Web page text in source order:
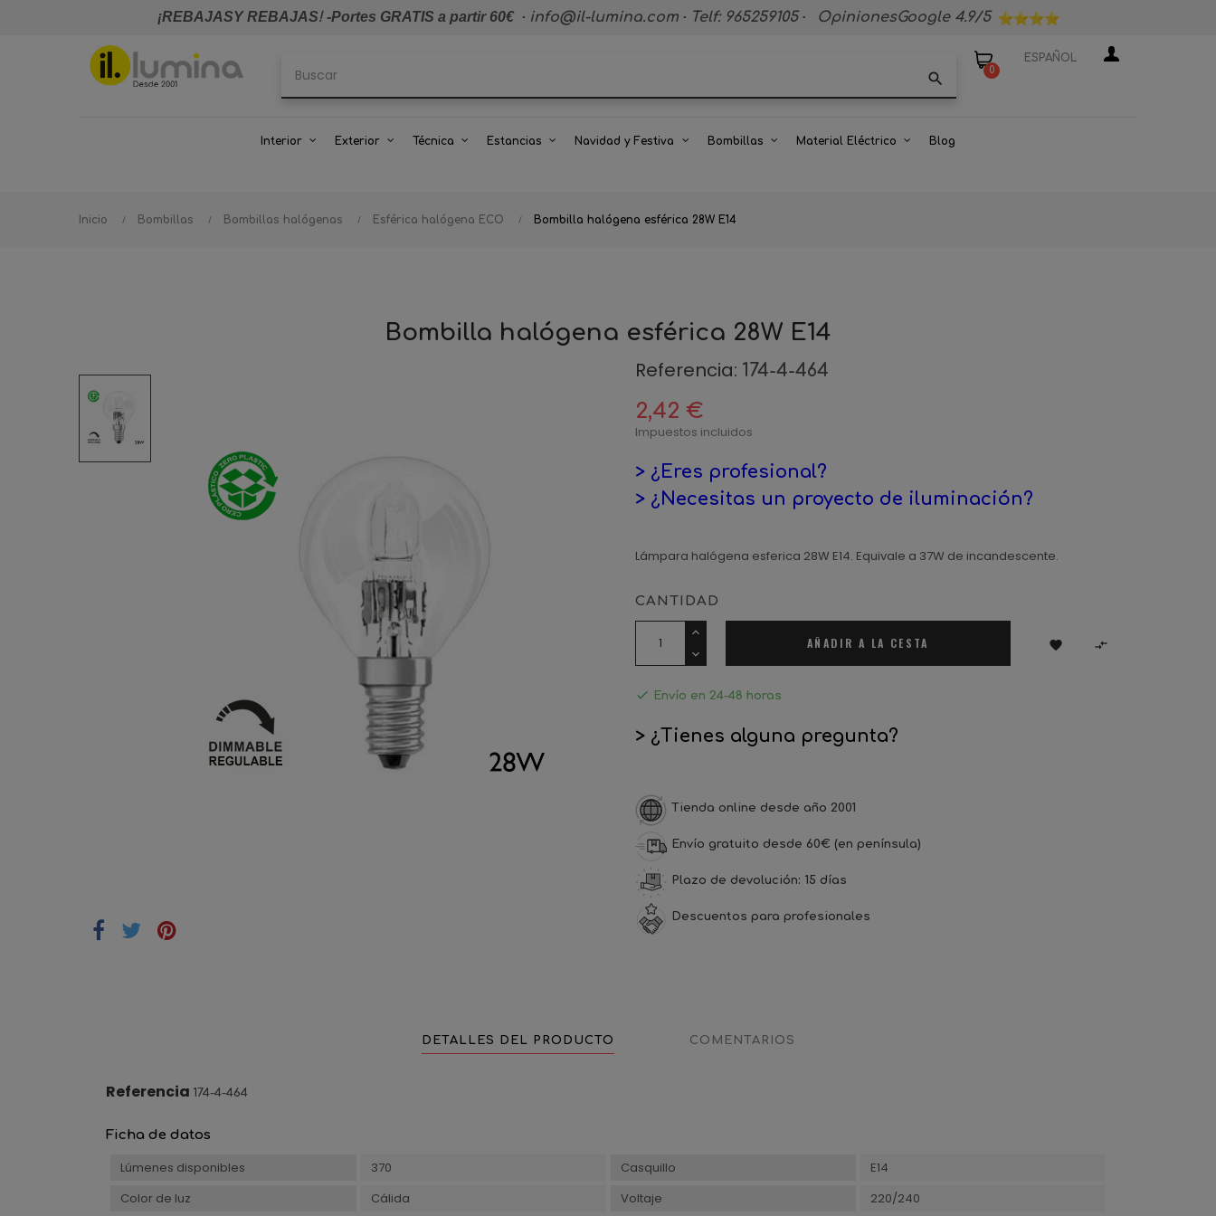
¡REBAJASY REBAJAS!-Portes GRATIS a partir 60€· info@il-lumina.com · Telf: 965259105 · OpinionesGoogle 4.9/5
search 0
ESPAÑOL
Interior Exterior Técnica Estancias Navidad y Festiva Bombillas Material Eléctrico Blog
Inicio Bombillas Bombillas halógenas Esférica halógena ECO Bombilla halógena esférica 28W E14
Bombilla halógena esférica 28W E14
Referencia: 174-4-464
2,42 €
Impuestos incluidos
> ¿Eres profesional?
> ¿Necesitas un proyecto de iluminación?
Lámpara halógena esferica 28W E14. Equivale a 37W de incandescente.
CANTIDAD
AÑADIR A LA CESTA  
 Envío en 24-48 horas
> ¿Tienes alguna pregunta?
Tienda online desde año 2001
Envío gratuito desde 60€ (en península)
Plazo de devolución: 15 días
Descuentos para profesionales
DETALLES DEL PRODUCTO COMENTARIOS
Referencia 174-4-464
Ficha de datos
Lúmenes disponibles 370 Casquillo
E14
Color de luz
Cálida Voltaje
220/240